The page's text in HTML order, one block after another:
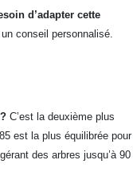
d’adapter cette
conseil personnalisé.
C’est la deuxième plus
est la plus équilibrée pour
des arbres jusqu’à 90